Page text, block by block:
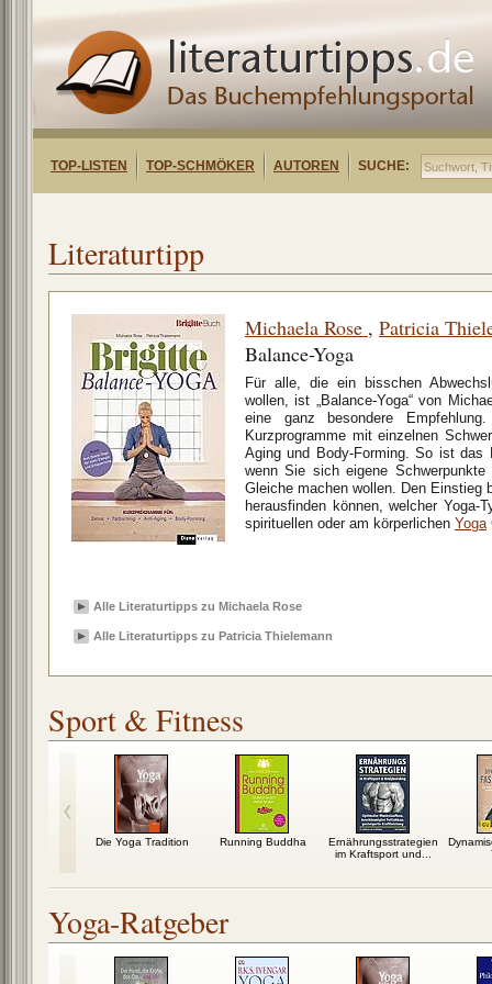
TOP-LISTEN TOP-SCHMÖKER AUTOREN SUCHE:
Literaturtipp
Michaela Rose , Patricia
Balance-Yoga
Für alle, die ein bisschen
wollen, ist „Balance-Yoga“ von
eine ganz besondere
Kurzprogramme mit einzelnen
Aging und Body-Forming. So ist das
wenn Sie sich eigene
Gleiche machen wollen. Den Einstieg
herausfinden können, welcher
spirituellen oder am körperlichen Yoga
Alle Literaturtipps zu Michaela Rose
Alle Literaturtipps zu Patricia Thielemann
Sport & Fitness
Die Yoga Tradition Running Buddha
Ernährungsstrategien
im Kraftsport und...
Yoga-Ratgeber